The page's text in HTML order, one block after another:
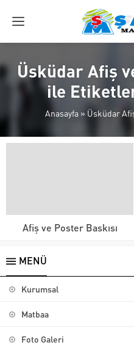
Üsküdar Afiş
ile
Anasayfa » Üsküdar
Afiş ve Poster Baskısı
MENÜ
Kurumsal
Matbaa
Foto Galeri